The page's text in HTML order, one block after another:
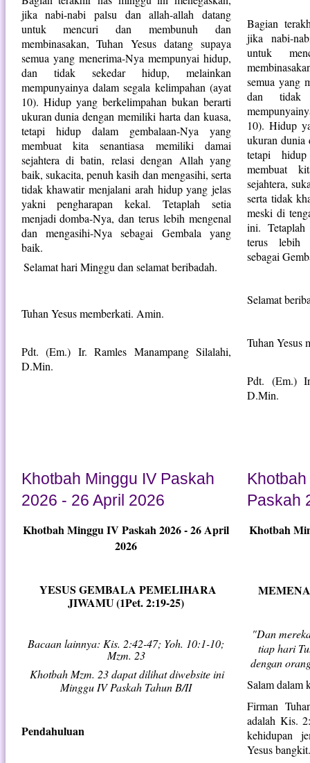
jika nabi-nabi palsu dan allah-allah datang
untuk mencuri dan membunuh dan
membinasakan, Tuhan Yesus datang supaya
semua yang menerima-Nya mempunyai hidup,
dan tidak sekedar hidup, melainkan
mempunyainya dalam segala kelimpahan (ayat
10). Hidup yang berkelimpahan bukan berarti
ukuran dunia dengan memiliki harta dan kuasa,
tetapi hidup dalam gembalaan-Nya yang
membuat kita senantiasa memiliki damai
sejahtera di batin, relasi dengan Allah yang
baik, sukacita, penuh kasih dan mengasihi, serta
tidak khawatir menjalani arah hidup yang jelas
yakni pengharapan kekal. Tetaplah setia
menjadi domba-Nya, dan terus lebih mengenal
dan mengasihi-Nya sebagai Gembala yang
baik.
Selamat hari Minggu dan selamat beribadah.
Tuhan Yesus memberkati. Amin.
Pdt. (Em.) Ir. Ramles Manampang Silalahi,
D.Min.
Bagian
jika nabi-
untuk
semua yang
dan tidak
10). Hidup
ukuran dunia
tetapi
membuat
sejahtera,
serta tidak
meski di
ini.
terus lebih
sebagai
Selamat
Tuhan Yesus
Pdt. (Em.)
D.Min.
Khotbah Minggu IV Paskah
2026 - 26 April 2026
Khotbah Minggu IV Paskah 2026 - 26 April
2026
YESUS GEMBALA PEMELIHARA
JIWAMU(1Pet. 2:19-25)
Bacaan lainnya: Kis. 2:42-47; Yoh. 10:1-10;
Mzm. 23
Khotbah Mzm. 23 dapat dilihat diwebsite ini
Minggu IV Paskah Tahun B/II
Pendahuluan
Paskah
Khotbah
"Dan
tiap hari
dengan
Salam dalam
Firman
adalah Kis.
kehidupan
Yesus